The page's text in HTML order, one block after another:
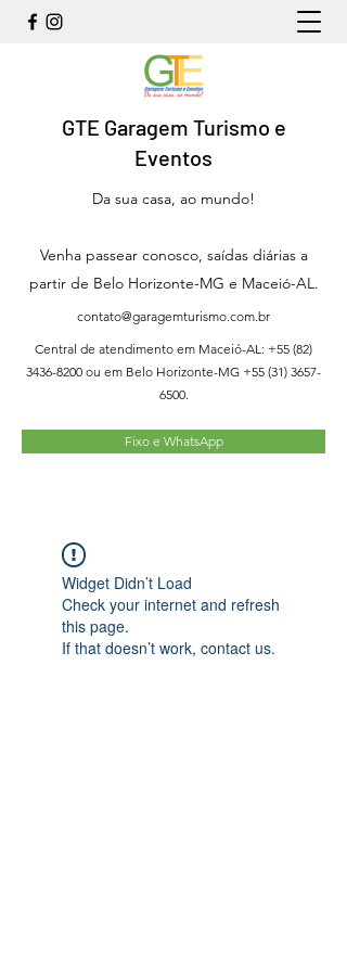
GTE Garagem Turismo e
Eventos
Da sua casa, ao mundo!
Venha passear conosco, saídas diárias a
partir de Belo Horizonte-MG e Maceió-AL.
contato@garagemturismo.com.br
Central de atendimento em Maceió-AL: +55 (82)
3436-8200 ou em Belo Horizonte-MG +55 (31) 3657-
6500.
Fixo e WhatsApp
Widget Didn’t Load
Check your internet and refresh
this page.
If that doesn’t work, contact us.